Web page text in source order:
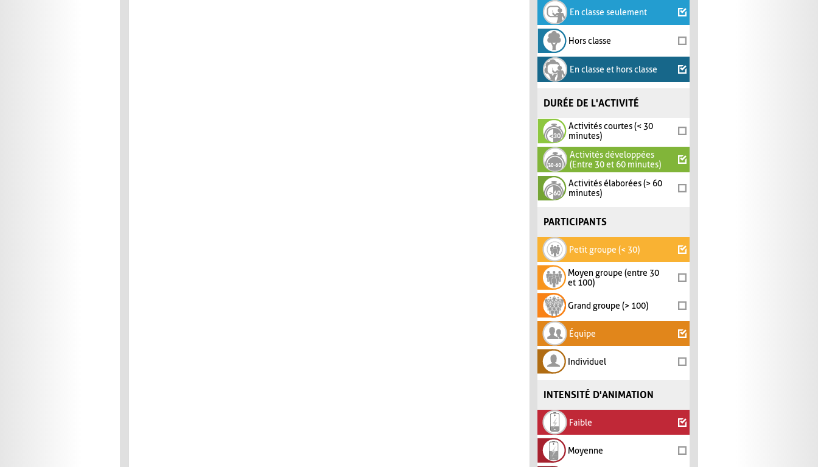
En classe seulement
Hors classe
En classe et hors classe
DURÉE DE L'ACTIVITÉ
Activités courtes (< 30
minutes)
Activités développées
(Entre 30 et 60 minutes)
Activités élaborées (> 60
minutes)
PARTICIPANTS
Petit groupe (< 30)
Moyen groupe (entre 30
et 100)
Grand groupe (> 100)
Équipe
Individuel
INTENSITÉ D'ANIMATION
Faible
Moyenne